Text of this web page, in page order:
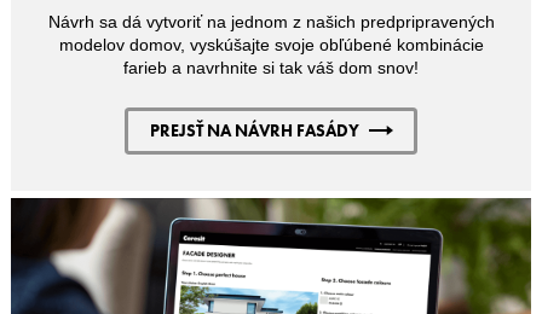
Návrh sa dá vytvoriť na jednom z našich predpripravených
modelov domov, vyskúšajte svoje obľúbené kombinácie
farieb a navrhnite si tak váš dom snov!
PREJSŤ NA NÁVRH FASÁDY